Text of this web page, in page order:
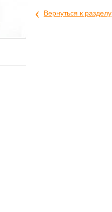
‹ Вернуться к разделу